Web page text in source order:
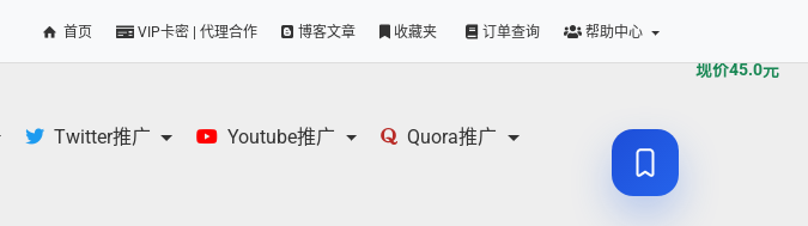
首页 VIP卡密 | 代理合作 博客文章 收藏夹 订单查询 帮助中心
Twitter推广 Youtube推广 Quora推广
现价45.0元